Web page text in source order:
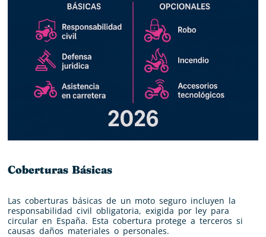
Coberturas Básicas
Las coberturas básicas de un moto seguro incluyen la
responsabilidad civil obligatoria, exigida por ley para
circular en España. Esta cobertura protege a terceros si
causas daños materiales o personales.